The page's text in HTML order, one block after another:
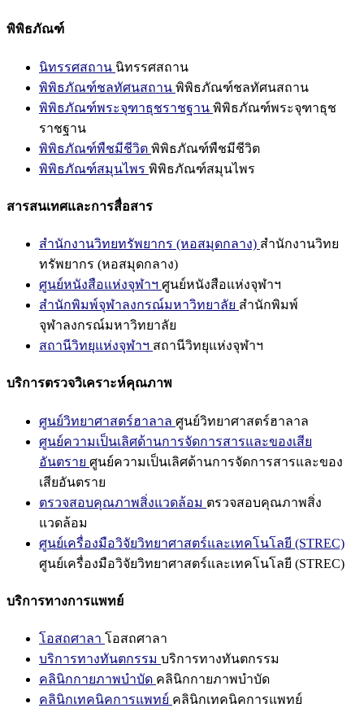
พิพิธภัณฑ์
นิทรรศสถาน นิทรรศสถาน
พิพิธภัณฑ์ชลทัศนสถาน พิพิธภัณฑ์ชลทัศนสถาน
พิพิธภัณฑ์พระจุฑาธุชราชฐาน พิพิธภัณฑ์พระจุฑาธุช
ราชฐาน
พิพิธภัณฑ์พืชมีชีวิต พิพิธภัณฑ์พืชมีชีวิต
พิพิธภัณฑ์สมุนไพร พิพิธภัณฑ์สมุนไพร
สารสนเทศและการสื่อสาร
สำนักงานวิทยทรัพยากร (หอสมุดกลาง) สำนักงานวิทย
ทรัพยากร (หอสมุดกลาง)
ศูนย์หนังสือแห่งจุฬาฯ ศูนย์หนังสือแห่งจุฬาฯ
สำนักพิมพ์จุฬาลงกรณ์มหาวิทยาลัย สำนักพิมพ์
จุฬาลงกรณ์มหาวิทยาลัย
สถานีวิทยุแห่งจุฬาฯ สถานีวิทยุแห่งจุฬาฯ
บริการตรวจวิเคราะห์คุณภาพ
ศูนย์วิทยาศาสตร์ฮาลาล ศูนย์วิทยาศาสตร์ฮาลาล
ศูนย์ความเป็นเลิศด้านการจัดการสารและของเสีย
อันตราย ศูนย์ความเป็นเลิศด้านการจัดการสารและของ
เสียอันตราย
ตรวจสอบคุณภาพสิ่งแวดล้อม ตรวจสอบคุณภาพสิ่ง
แวดล้อม
ศูนย์เครื่องมือวิจัยวิทยาศาสตร์และเทคโนโลยี (STREC)
ศูนย์เครื่องมือวิจัยวิทยาศาสตร์และเทคโนโลยี (STREC)
บริการทางการแพทย์
โอสถศาลา โอสถศาลา
บริการทางทันตกรรม บริการทางทันตกรรม
คลินิกกายภาพบำบัด คลินิกกายภาพบำบัด
คลินิกเทคนิคการแพทย์ คลินิกเทคนิคการแพทย์